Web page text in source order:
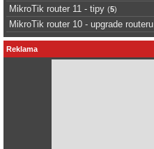
MikroTik router 11 - tipy (5)
MikroTik router 10 - upgrade routeru
Reklama